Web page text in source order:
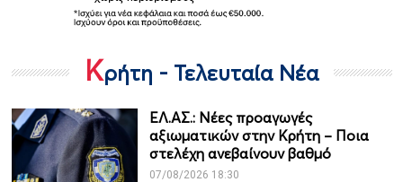
Κρήτη - Τελευταία Νέα
ΕΛ.ΑΣ.: Νέες προαγωγές
αξιωματικών στην Κρήτη – Ποια
στελέχη ανεβαίνουν βαθμό
07/08/2026 18:30